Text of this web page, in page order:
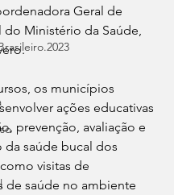
Geral de
do Ministério da Saúde,
os municípios
ações educativas
prevenção, avaliação e
da saúde bucal dos
visitas de
de saúde no ambiente